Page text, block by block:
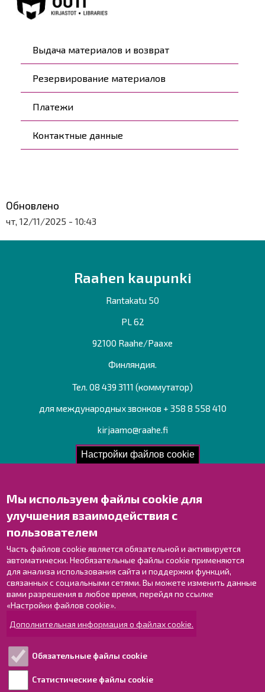
Настройки файлов cookie
Мы используем файлы cookie для
улучшения взаимодействия с
пользователем
Часть файлов cookie является обязательной и активируется
автоматически. Необязательные файлы cookie применяются
для анализа использования сайта и поддержки функций,
связанных с социальными сетями. Вы можете изменить данные
вами разрешения в любое время, перейдя по ссылке
«Настройки файлов cookie».
Дополнительная информация о файлах cookie.
Обязательные файлы cookie
Статистические файлы cookie
Päävalikko
Выдача материалов и возврат
Резервирование материалов
Платежи
Контактные данные
Обновлено
чт, 12/11/2025 - 10:43
Raahen kaupunki
Rantakatu 50
PL 62
92100 Raahe/Раахе
Финляндия.
Тел. 08 439 3111 (коммутатор)
для международных звонков + 358 8 558 410
kirjaamo@raahe.fi
Рег. номер: 1791817-6
Свяжитесь с нами!
Оставьте отзыв
Контактные данные персонала
Карта с указателями
Раахе в Facebook
Раахе в Instagram
Раахе в YouTube
Ознакомьтесь!